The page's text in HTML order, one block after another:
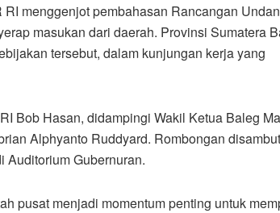
menggenjot pembahasan Rancangan
masukan dari daerah. Provinsi Sumatera
tersebut, dalam kunjungan kerja yang
Bob Hasan, didampingi Wakil Ketua Baleg
Alphyanto Ruddyard. Rombongan disambut
Auditorium Gubernuran.
pusat menjadi momentum penting untuk